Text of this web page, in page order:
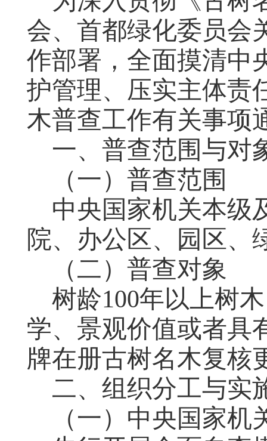
会、 首都绿化委员会
作部署，全面摸清中
护管理、压实主体责
木普查工作有关事项
一、普查范围与对
（一）普查范围
中央国家机关本级
院、办公区、园区、
（二）普查对象
树龄100年以上树
学、景观价值或者具
牌在册古树名木复核
二、组织分工与实
（一） 中央国家机